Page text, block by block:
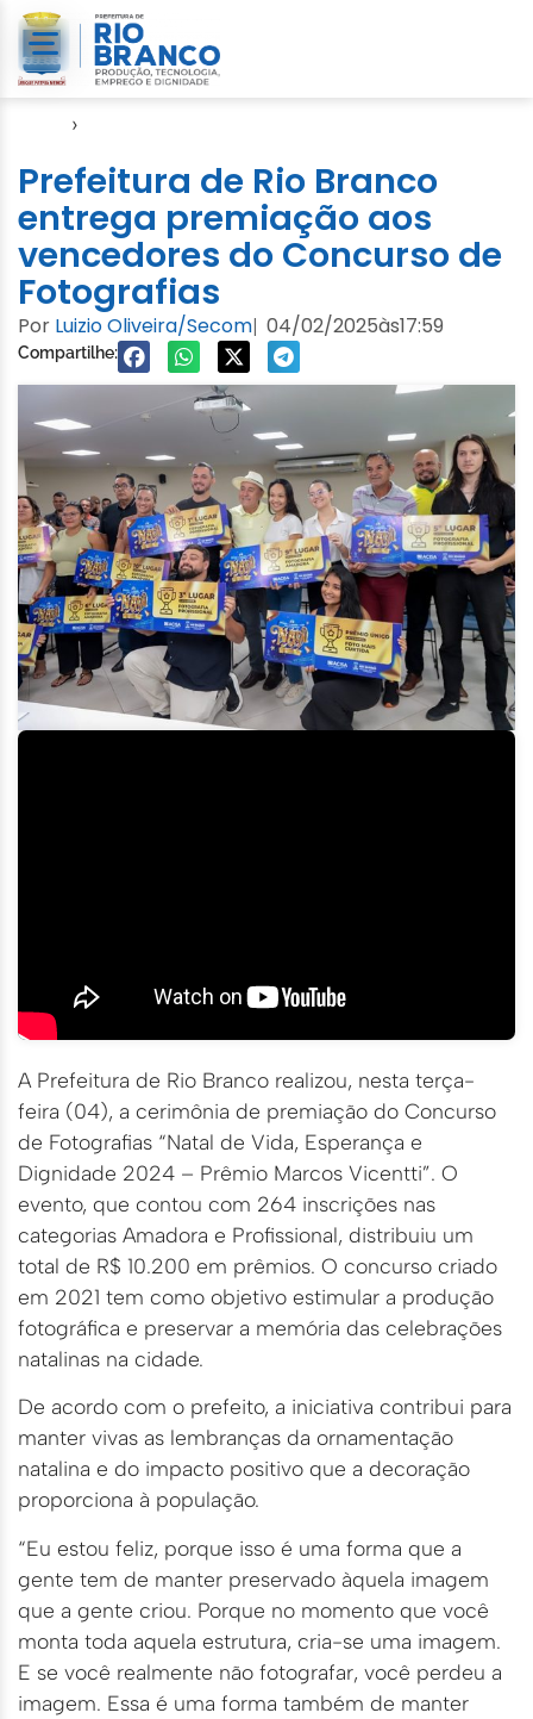
›
Prefeitura de Rio Branco
entrega premiação aos
vencedores do Concurso de
Fotografias
Por Luizio Oliveira/Secom| 04/02/2025às17:59
Compartilhe:
A Prefeitura de Rio Branco realizou, nesta terça-
feira (04), a cerimônia de premiação do Concurso
de Fotografias “Natal de Vida, Esperança e
Dignidade 2024 – Prêmio Marcos Vicentti”. O
evento, que contou com 264 inscrições nas
categorias Amadora e Profissional, distribuiu um
total de R$ 10.200 em prêmios. O concurso criado
em 2021 tem como objetivo estimular a produção
fotográfica e preservar a memória das celebrações
natalinas na cidade.
De acordo com o prefeito, a iniciativa contribui para
manter vivas as lembranças da ornamentação
natalina e do impacto positivo que a decoração
proporciona à população.
“Eu estou feliz, porque isso é uma forma que a
gente tem de manter preservado àquela imagem
que a gente criou. Porque no momento que você
monta toda aquela estrutura, cria-se uma imagem.
E se você realmente não fotografar, você perdeu a
imagem. Essa é uma forma também de manter